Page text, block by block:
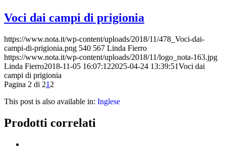
Voci dai campi di prigionia
https://www.nota.it/wp-content/uploads/2018/11/478_Voci-dai-
campi-di-prigionia.png 540 567 Linda Fierro
https://www.nota.it/wp-content/uploads/2018/11/logo_nota-163.jpg
Linda Fierro2018-11-05 16:07:122025-04-24 13:39:51Voci dai
campi di prigionia
Pagina 2 di 21 2
This post is also available in: Inglese
Prodotti correlati